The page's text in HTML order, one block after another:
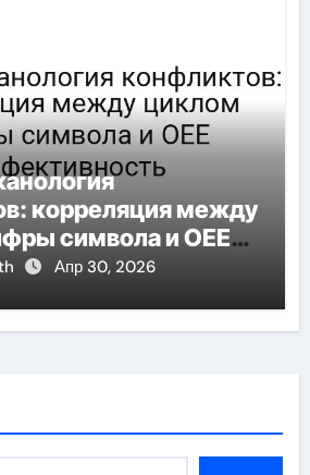
корреляция между
символа и OEE
Апр 30, 2026